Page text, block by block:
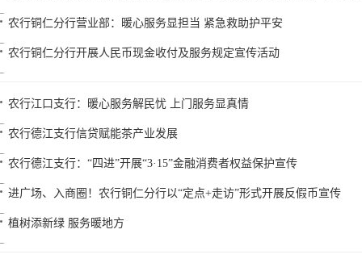
农行铜仁分行营业部：暖心服务显担当 紧急救助护平安
农行铜仁分行开展人民币现金收付及服务规定宣传活动
农行江口支行：暖心服务解民忧 上门服务显真情
农行德江支行信贷赋能茶产业发展
农行德江支行：“四进”开展“3·15”金融消费者权益保护宣传
进广场、入商圈！农行铜仁分行以“定点+走访”形式开展反假币宣传
植树添新绿 服务暖地方